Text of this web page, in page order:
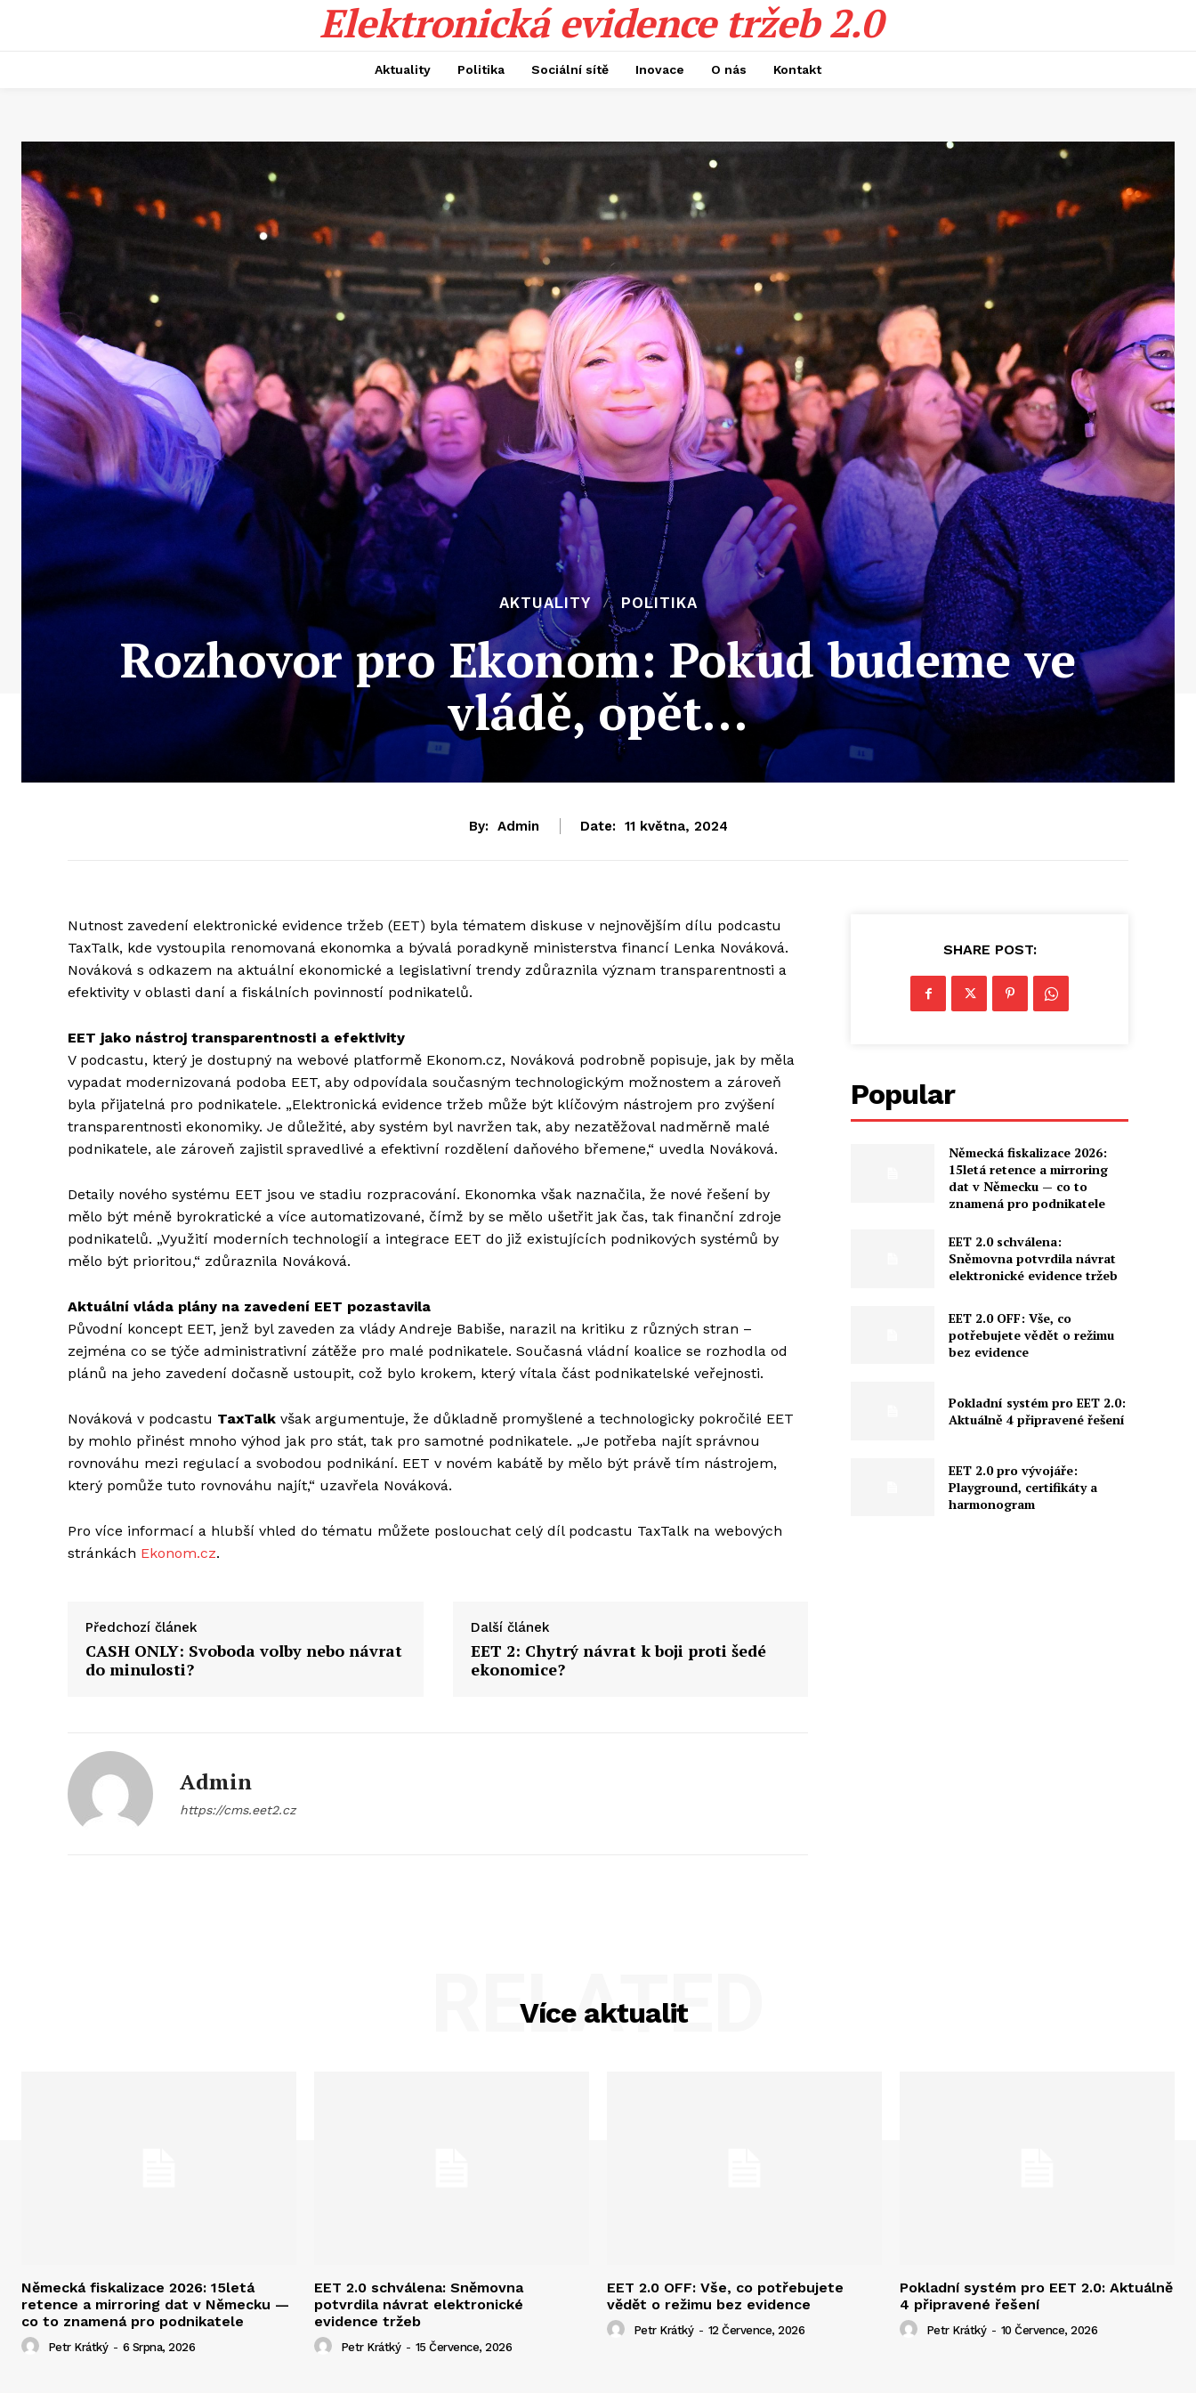
Elektronická evidence tržeb 2.0
Aktuality Politika Sociální sítě Inovace O nás Kontakt
AKTUALITY POLITIKA
Rozhovor pro Ekonom: Pokud budeme ve
vládě, opět…
By: Admin Date: 11 května, 2024
Nutnost zavedení elektronické evidence tržeb (EET) byla tématem diskuse v nejnovějším dílu podcastu
TaxTalk, kde vystoupila renomovaná ekonomka a bývalá poradkyně ministerstva financí Lenka Nováková.
Nováková s odkazem na aktuální ekonomické a legislativní trendy zdůraznila význam transparentnosti a
efektivity v oblasti daní a fiskálních povinností podnikatelů.
EET jako nástroj transparentnosti a efektivity
V podcastu, který je dostupný na webové platformě Ekonom.cz, Nováková podrobně popisuje, jak by měla
vypadat modernizovaná podoba EET, aby odpovídala současným technologickým možnostem a zároveň
byla přijatelná pro podnikatele. „Elektronická evidence tržeb může být klíčovým nástrojem pro zvýšení
transparentnosti ekonomiky. Je důležité, aby systém byl navržen tak, aby nezatěžoval nadměrně malé
podnikatele, ale zároveň zajistil spravedlivé a efektivní rozdělení daňového břemene,“ uvedla Nováková.
Detaily nového systému EET jsou ve stadiu rozpracování. Ekonomka však naznačila, že nové řešení by
mělo být méně byrokratické a více automatizované, čímž by se mělo ušetřit jak čas, tak finanční zdroje
podnikatelů. „Využití moderních technologií a integrace EET do již existujících podnikových systémů by
mělo být prioritou,“ zdůraznila Nováková.
Aktuální vláda plány na zavedení EET pozastavila
Původní koncept EET, jenž byl zaveden za vlády Andreje Babiše, narazil na kritiku z různých stran –
zejména co se týče administrativní zátěže pro malé podnikatele. Současná vládní koalice se rozhodla od
plánů na jeho zavedení dočasně ustoupit, což bylo krokem, který vítala část podnikatelské veřejnosti.
Nováková v podcastu TaxTalk však argumentuje, že důkladně promyšlené a technologicky pokročilé EET
by mohlo přinést mnoho výhod jak pro stát, tak pro samotné podnikatele. „Je potřeba najít správnou
rovnováhu mezi regulací a svobodou podnikání. EET v novém kabátě by mělo být právě tím nástrojem,
který pomůže tuto rovnováhu najít,“ uzavřela Nováková.
Pro více informací a hlubší vhled do tématu můžete poslouchat celý díl podcastu TaxTalk na webových
stránkách Ekonom.cz.
Předchozí článek
CASH ONLY: Svoboda volby nebo návrat
do minulosti?
Další článek
EET 2: Chytrý návrat k boji proti šedé
ekonomice?
Admin
https://cms.eet2.cz
SHARE POST:
Popular
Německá fiskalizace 2026:
15letá retence a mirroring
dat v Německu — co to
znamená pro podnikatele
EET 2.0 schválena:
Sněmovna potvrdila návrat
elektronické evidence tržeb
EET 2.0 OFF: Vše, co
potřebujete vědět o režimu
bez evidence
Pokladní systém pro EET 2.0:
Aktuálně 4 připravené řešení
EET 2.0 pro vývojáře:
Playground, certifikáty a
harmonogram
Více aktualit
RELATED
Německá fiskalizace 2026: 15letá
retence a mirroring dat v Německu —
co to znamená pro podnikatele
Petr Krátký - 6 Srpna, 2026
EET 2.0 schválena: Sněmovna
potvrdila návrat elektronické
evidence tržeb
Petr Krátký - 15 Července, 2026
EET 2.0 OFF: Vše, co potřebujete
vědět o režimu bez evidence
Petr Krátký - 12 Července, 2026
Pokladní systém pro EET 2.0: Aktuálně
4 připravené řešení
Petr Krátký - 10 Července, 2026